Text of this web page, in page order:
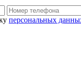
персональных